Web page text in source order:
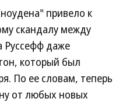
привело к
скандалу между
Руссефф даже
который был
По ее словам, теперь
от любых новых